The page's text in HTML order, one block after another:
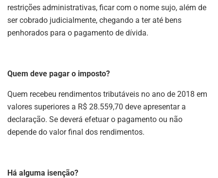
restrições administrativas, ficar com o nome sujo, além de
ser cobrado judicialmente, chegando a ter até bens
penhorados para o pagamento de dívida.
Quem deve pagar o imposto?
Quem recebeu rendimentos tributáveis no ano de 2018 em
valores superiores a R$ 28.559,70 deve apresentar a
declaração. Se deverá efetuar o pagamento ou não
depende do valor final dos rendimentos.
Há alguma isenção?